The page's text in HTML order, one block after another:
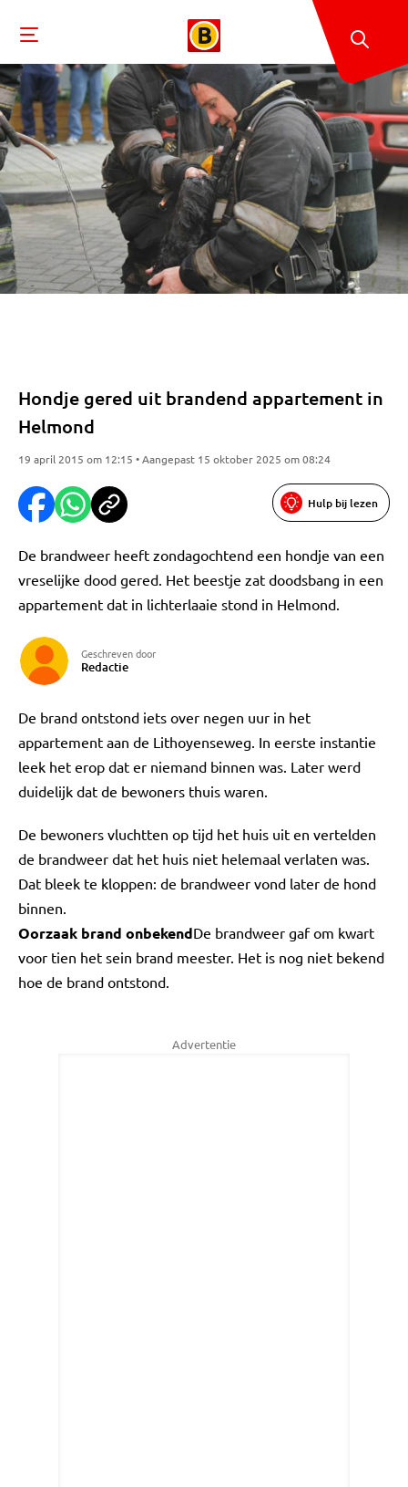
Hondje gered uit brandend appartement in
Helmond
19 april 2015 om 12:15 • Aangepast 15 oktober 2025 om 08:24
Hulp bij lezen
De brandweer heeft zondagochtend een hondje van een
vreselijke dood gered. Het beestje zat doodsbang in een
appartement dat in lichterlaaie stond in Helmond.
Geschreven door
Redactie
De brand ontstond iets over negen uur in het
appartement aan de Lithoyenseweg. In eerste instantie
leek het erop dat er niemand binnen was. Later werd
duidelijk dat de bewoners thuis waren.
De bewoners vluchtten op tijd het huis uit en vertelden
de brandweer dat het huis niet helemaal verlaten was.
Dat bleek te kloppen: de brandweer vond later de hond
binnen.
Oorzaak brand onbekendDe brandweer gaf om kwart
voor tien het sein brand meester. Het is nog niet bekend
hoe de brand ontstond.
Advertentie